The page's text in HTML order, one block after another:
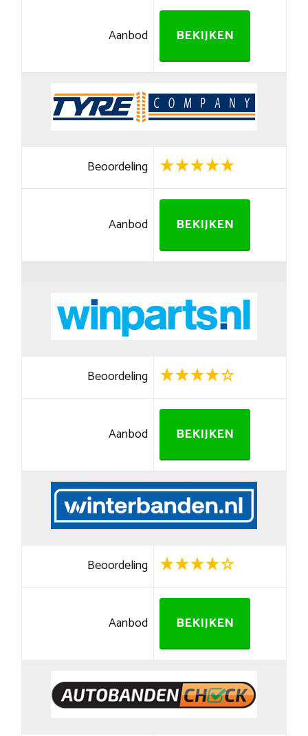
Aanbod BEKIJKEN
Beoordeling
Aanbod BEKIJKEN
Beoordeling
Aanbod BEKIJKEN
Beoordeling
Aanbod BEKIJKEN